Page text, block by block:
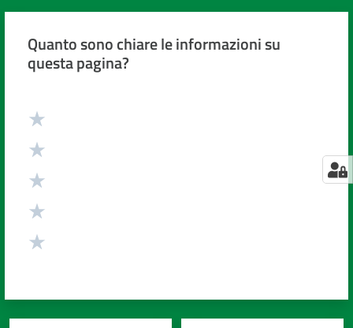
Quanto sono chiare le informazioni su
questa pagina?